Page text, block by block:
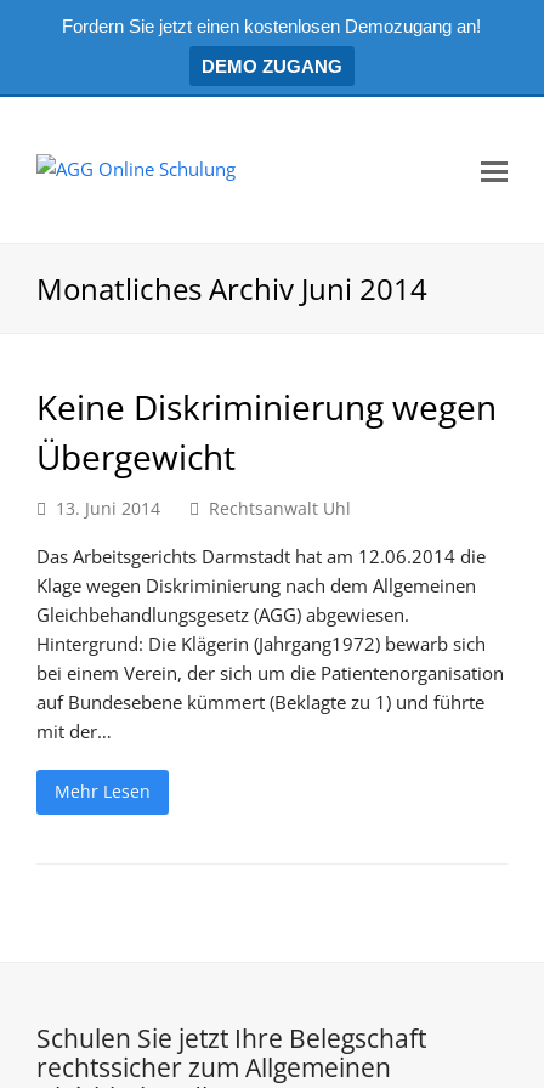
Fordern Sie jetzt einen kostenlosen Demozugang an!
DEMO ZUGANG
Monatliches Archiv Juni 2014
Keine Diskriminierung wegen
Übergewicht
13. Juni 2014 Rechtsanwalt Uhl
Das Arbeitsgerichts Darmstadt hat am 12.06.2014 die
Klage wegen Diskriminierung nach dem Allgemeinen
Gleichbehandlungsgesetz (AGG) abgewiesen.
Hintergrund: Die Klägerin (Jahrgang1972) bewarb sich
bei einem Verein, der sich um die Patientenorganisation
auf Bundesebene kümmert (Beklagte zu 1) und führte
mit der…
Mehr Lesen
Schulen Sie jetzt Ihre Belegschaft
rechtssicher zum Allgemeinen